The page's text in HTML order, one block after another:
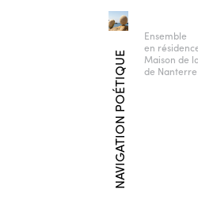
NAVIGATION POÉTIQUE
Ensemble
en
Maison de
de Nanterre